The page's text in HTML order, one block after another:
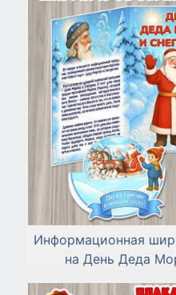
Информационная
на День Деда